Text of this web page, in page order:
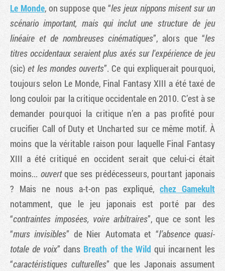
Le Monde, on suppose que “les jeux nippons misent sur un
scénario important, mais qui inclut une structure de jeu
linéaire et de nombreuses cinématiques”, alors que “les
titres occidentaux seraient plus axés sur l'expérience de jeu
(sic) et les mondes ouverts”. Ce qui expliquerait pourquoi,
toujours selon Le Monde, Final Fantasy XIII a été taxé de
long couloir par la critique occidentale en 2010. C’est à se
demander pourquoi la critique n’en a pas profité pour
crucifier Call of Duty et Uncharted sur ce même motif. À
moins que la véritable raison pour laquelle Final Fantasy
XIII a été critiqué en occident serait que celui-ci était
moins... ouvertque ses prédécesseurs, pourtant japonais
? Mais ne nous a-t-on pas expliqué,chez Gamekult
notamment, que le jeu japonais est porté par des
“contraintes imposées, voire arbitraires”, que ce sont les
“murs invisibles” de Nier Automata et “l’absence quasi-
totale de voix” dans Breath of the Wild qui incarnent les
“caractéristiques culturelles” que les Japonais assument